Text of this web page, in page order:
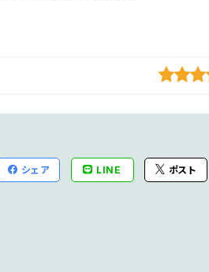
シェア LINE ポスト